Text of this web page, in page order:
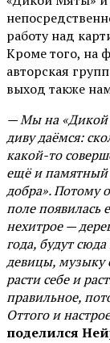
работу над
Кроме того, на
авторская
выход также
— Мы на «Дикой
диву даёмся:
какой-то
ещё и памятный
добра». Потому
поле появилась
нехитрое —
года, будут
девицы, музыку
расти себе и
правильное,
Оттого и
поделился